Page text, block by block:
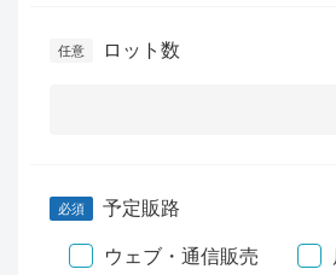
ロット数
予定販路
ウェブ・通信販売